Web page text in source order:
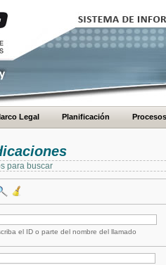
Legal Planificación Procesos
para buscar
el ID o parte del nombre del llamado